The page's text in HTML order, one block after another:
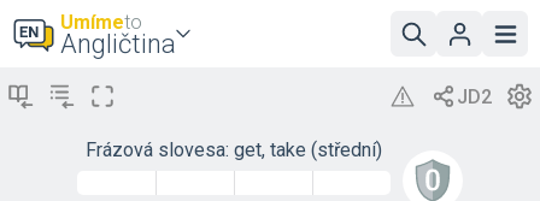
Umímeto
Angličtina
Frázová slovesa: get, take (střední)